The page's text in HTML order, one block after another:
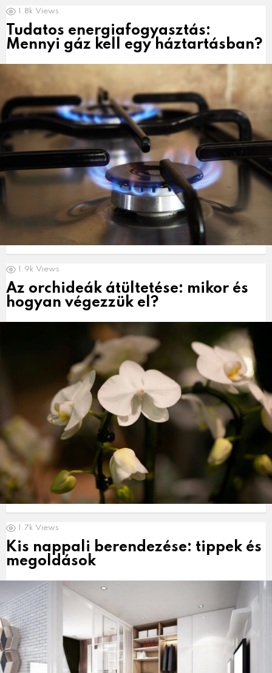
1.8k Views
Tudatos energiafogyasztás:
Mennyi gáz kell egy háztartásban?
1.9k Views
Az orchideák átültetése: mikor és
hogyan végezzük el?
1.7k Views
Kis nappali berendezése: tippek és
megoldások